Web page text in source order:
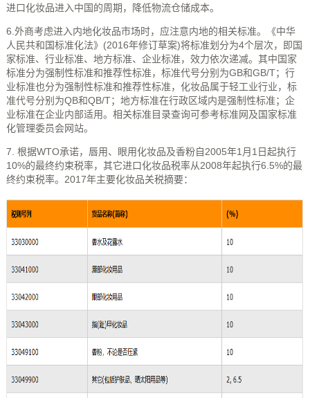
进口化妆品进入中国的周期，降低物流仓储成本。
6.外商考虑进入内地化妆品市场时，应注意内地的相关标准。《中华
人民共和国标准化法》(2016年修订草案)将标准划分为4个层次，即国
家标准、行业标准、地方标准、企业标准，效力依次递减。其中国家
标准分为强制性标准和推荐性标准，标准代号分别为GB和GB/T；行
业标准也分为强制性标准和推荐性标准，化妆品属于轻工业行业，标
准代号分别为QB和QB/T；地方标准在行政区域内是强制性标准；企
业标准在企业内部适用。相关标准目录查询可参考标准网及国家标准
化管理委员会网站。
7. 根据WTO承诺，唇用、眼用化妆品及香粉自2005年1月1日起执行
10%的最终约束税率，其它进口化妆品税率从2008年起执行6.5%的最
终约束税率。2017年主要化妆品关税摘要：